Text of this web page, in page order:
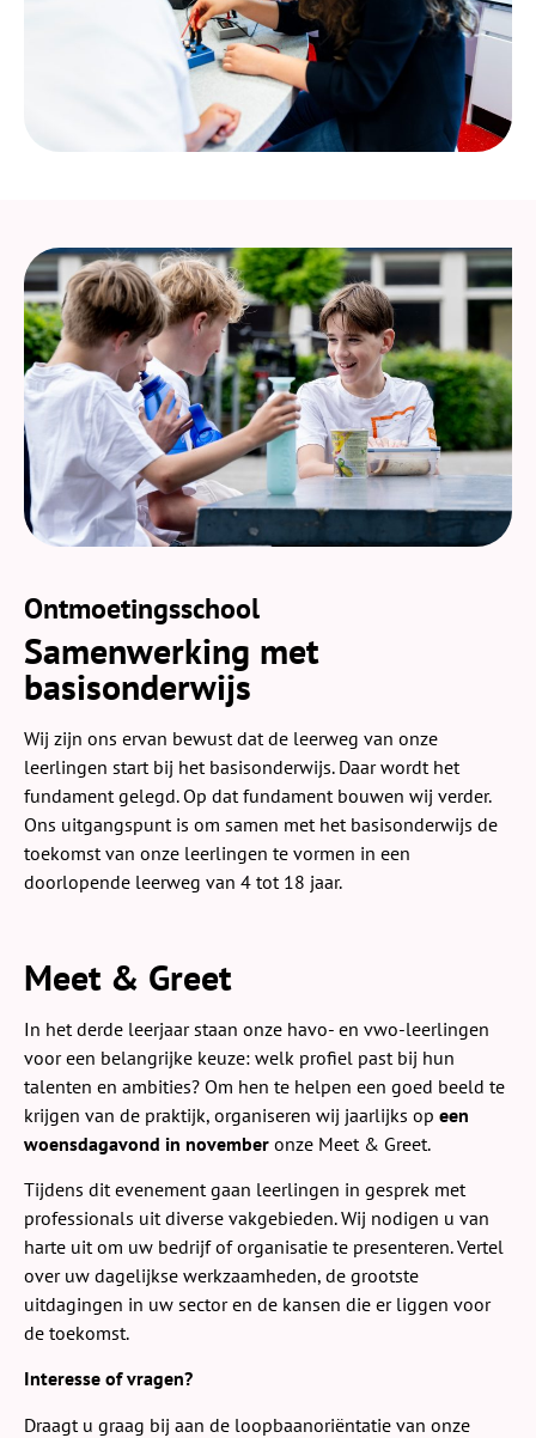
Ontmoetingsschool
Samenwerking met
basisonderwijs
Wij zijn ons ervan bewust dat de leerweg van onze
leerlingen start bij het basisonderwijs. Daar wordt het
fundament gelegd. Op dat fundament bouwen wij verder.
Ons uitgangspunt is om samen met het basisonderwijs de
toekomst van onze leerlingen te vormen in een
doorlopende leerweg van 4 tot 18 jaar.
Meet & Greet
In het derde leerjaar staan onze havo- en vwo-leerlingen
voor een belangrijke keuze: welk profiel past bij hun
talenten en ambities? Om hen te helpen een goed beeld te
krijgen van de praktijk, organiseren wij jaarlijks op een
woensdagavond in november onze Meet & Greet.
Tijdens dit evenement gaan leerlingen in gesprek met
professionals uit diverse vakgebieden. Wij nodigen u van
harte uit om uw bedrijf of organisatie te presenteren. Vertel
over uw dagelijkse werkzaamheden, de grootste
uitdagingen in uw sector en de kansen die er liggen voor
de toekomst.
Interesse of vragen?
Draagt u graag bij aan de loopbaanoriëntatie van onze